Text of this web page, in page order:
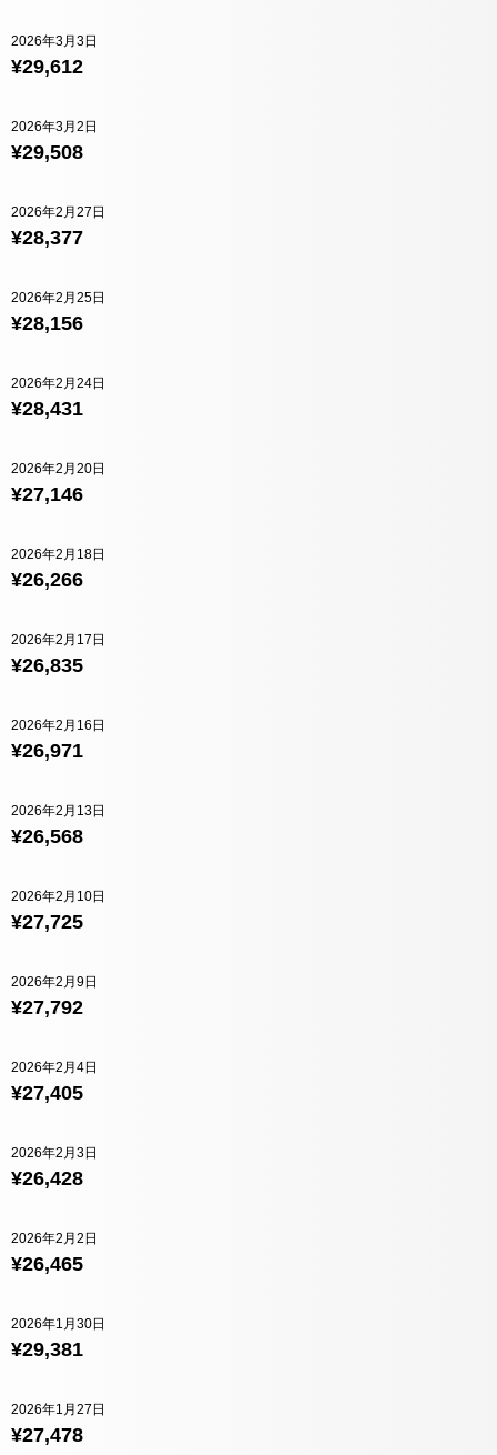
¥29,612
2026年3月3日
¥29,508
2026年3月2日
¥28,377
2026年2月27日
¥28,156
2026年2月25日
¥28,431
2026年2月24日
¥27,146
2026年2月20日
¥26,266
2026年2月18日
¥26,835
2026年2月17日
¥26,971
2026年2月16日
¥26,568
2026年2月13日
¥27,725
2026年2月10日
¥27,792
2026年2月9日
¥27,405
2026年2月4日
¥26,428
2026年2月3日
¥26,465
2026年2月2日
¥29,381
2026年1月30日
¥27,478
2026年1月27日